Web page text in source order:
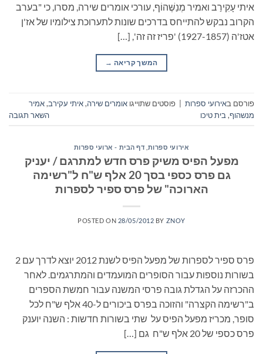
איתי עָקִירַב ואמיר מְנַשֶּׁהוֹף, עורכי אומרים שירה, מסרו, כי "בערב
הקרוב נבקש להתייחס בדרכים שונות לתערוכת צילומיו של אז'ן
אטז'ה (1927-1857) 'פריז זה זה', […]
המשך קריאה →
פורסם באירועי ספרות פוסטים שתוייגו אומרים שירה,איתי עקירב,אמיר
מנשהוף, בית טיכו השאר תגובה
אירועי ספרות דף הבית - ארועי ספרות
מפעל הפיס משיק פרס חדש למתרגם / יעניק
גם פרס כספי בסך 20 אלף ש"ח ל"רשימה
הארוכה" של פרס ספיר לספרות
POSTED ON 28/05/2012 BY ZNOY
פרס ספיר לספרות של מפעל הפיס לשנת 2012 יוצא לדרך עם 2
בשורות נוספות עבור הסופרים המועמדים והמתרגמים. לאחר
ההכרזה על הגדלת גובה פרסי המשנה עבור חמשת הספרים
ב"רשימה הקצרה" והזוכה בפרס ביכורים ל-40 אלף ש"ח לכל
סופר, מכריז מפעל הפיס על שתי בשורות חדשות : השנה יוענק
פרס כספי של 20 אלף ש"ח גם […]